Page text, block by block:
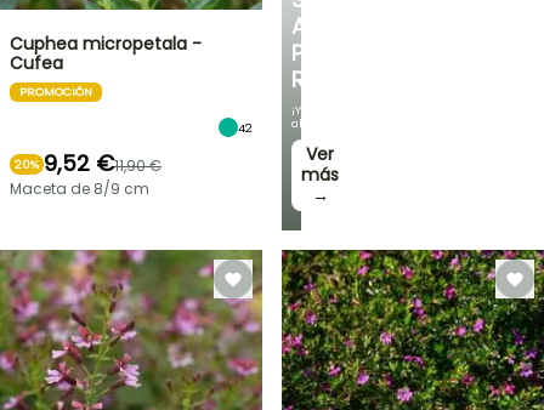
OFERTA
RELÁMPAGO
¡HASTA
UN
30
%
A
PRECIOS
REDUCIDOS
¡Y
ahorra!
Ver
más
→
Cuphea micropetala -
Cufea
PROMOCIÓN
42
20% 9,52 €11,90 €
Maceta de 8/9 cm